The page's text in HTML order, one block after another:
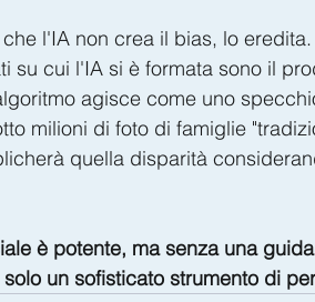
l'IA non crea il bias, lo
su cui l'IA si è formata sono il
agisce come uno
milioni di foto di famiglie
quella disparità
è potente, ma senza una
un sofisticato strumento di